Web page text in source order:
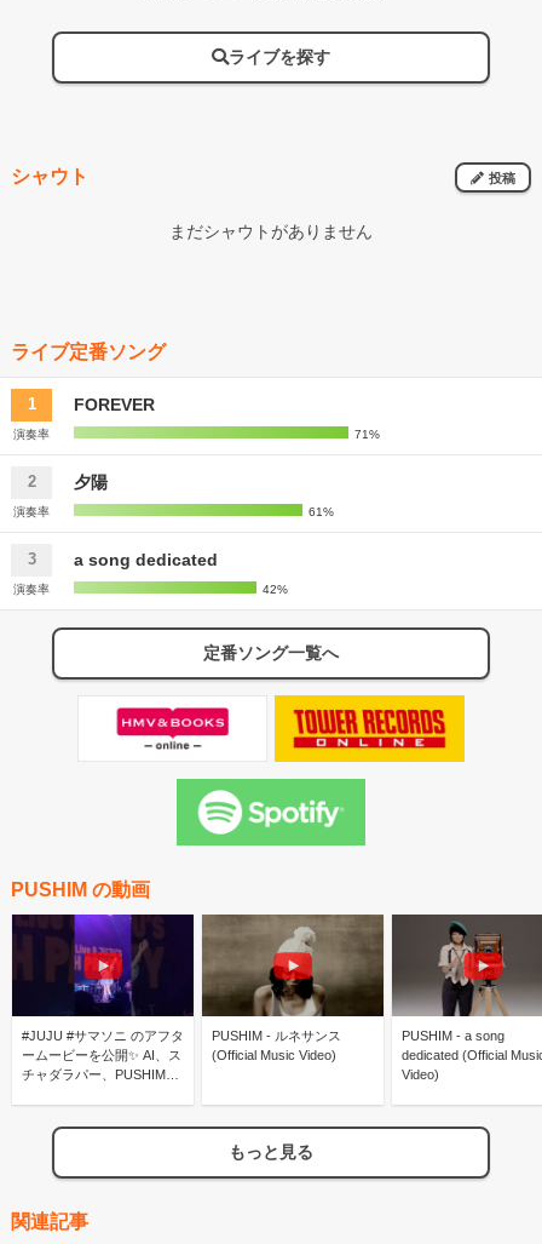
ライブを探す
シャウト 投稿
まだシャウトがありません
ライブ定番ソング
1 FOREVER
演奏率 71%
2 夕陽
演奏率 61%
3 a song dedicated
演奏率 42%
定番ソング一覧へ
PUSHIM の動画
#JUJU #サマソニ のアフタ
ームービーを公開️✨ AI、ス
チャダラパー、PUSHIMが
@jujuSMEJ
PUSHIM - ルネサンス
(Official Music Video)
PUSHIM - a song
dedicated (Official
Video)
もっと見る
関連記事